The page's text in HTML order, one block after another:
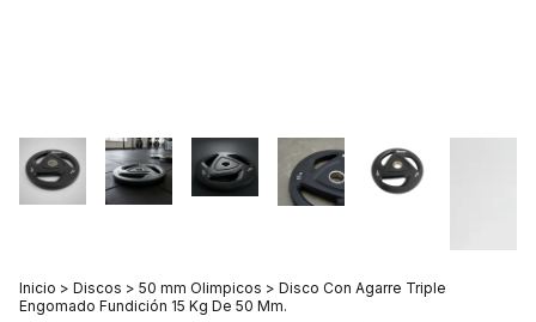
Inicio > Discos > 50 mm Olimpicos > Disco Con Agarre Triple
Engomado Fundición 15 Kg De 50 Mm.